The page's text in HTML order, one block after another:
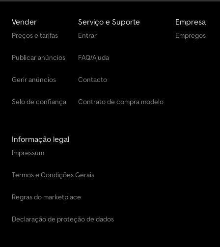
Vender
Preços e tarifas
Publicar anúncios
Gerir anúncios
Selo de confiança
Serviço e Suporte
Entrar
FAQ/Ajuda
Contacto
Contrato de compra modelo
Empresa
Empregos
Informação legal
Impressum
Termos e Condições Gerais
Regras do marketplace
Declaração de proteção de dados